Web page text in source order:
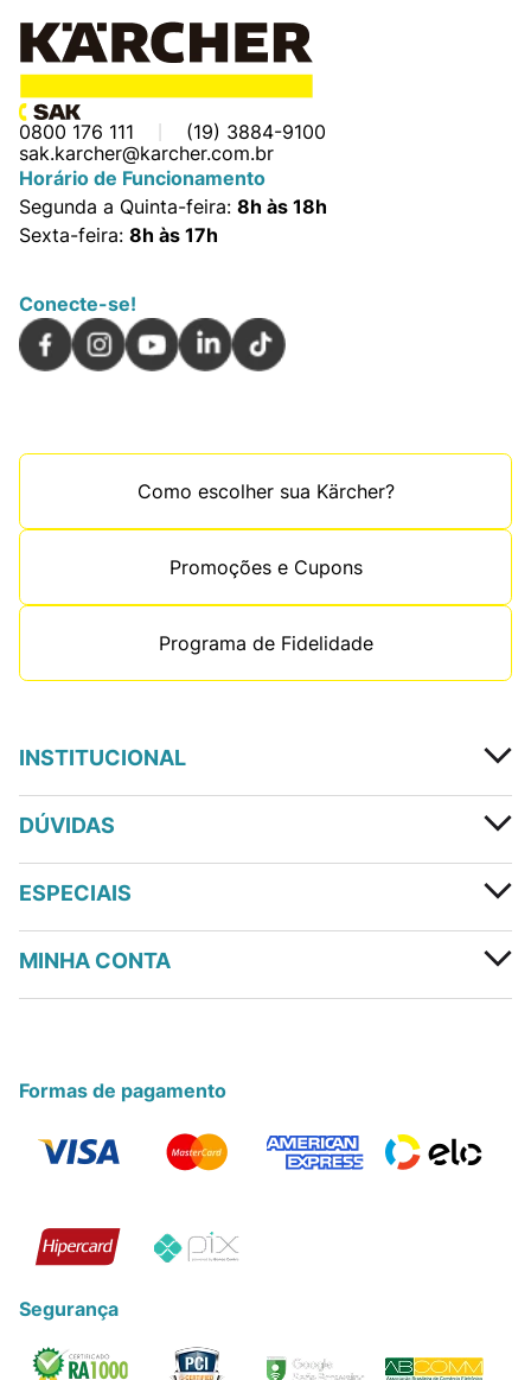
0800 176 111
(19) 3884-9100
sak.karcher@karcher.com.br
Horário de Funcionamento
Segunda a Quinta-feira: 8h às 18h
Sexta-feira: 8h às 17h
Conecte-se!
Como escolher sua Kärcher?
Promoções e Cupons
Programa de Fidelidade
INSTITUCIONAL
DÚVIDAS
ESPECIAIS
MINHA CONTA
Formas de pagamento
Segurança